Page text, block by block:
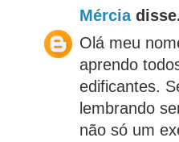
Mércia
Olá meu
aprendo
edificantes.
lembrando
não só um